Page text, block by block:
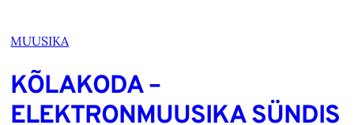
MUUSIKA
KÕLAKODA –
ELEKTRONMUUSIKA SÜNDIS